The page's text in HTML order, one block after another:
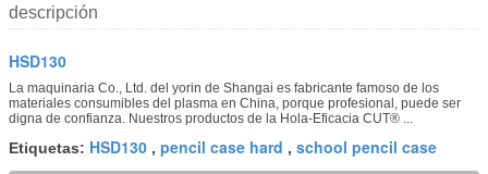
descripción
HSD130
La maquinaria Co., Ltd. del yorin de Shangai es fabricante famoso de los
materiales consumibles del plasma en China, porque profesional, puede ser
digna de confianza. Nuestros productos de la Hola-Eficacia CUT® ...
Etiquetas: HSD130 , pencil case hard , school pencil case